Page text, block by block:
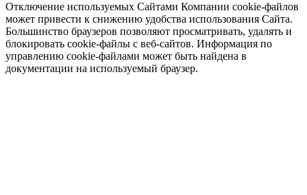
Отключение используемых Сайтами Компании cookie-файлов
может привести к снижению удобства использования Сайта.
Большинство браузеров позволяют просматривать, удалять и
блокировать cookie-файлы c веб-сайтов. Информация по
управлению cookie-файлами может быть найдена в
документации на используемый браузер.